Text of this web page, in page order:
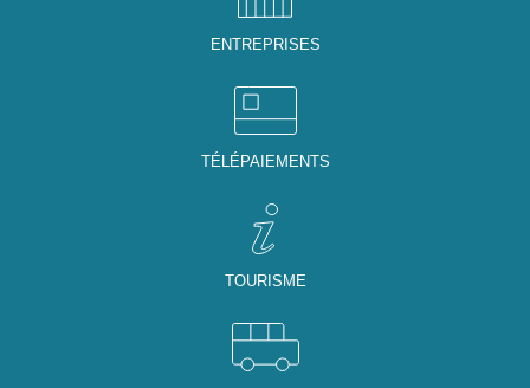
ENTREPRISES
TÉLÉPAIEMENTS
TOURISME